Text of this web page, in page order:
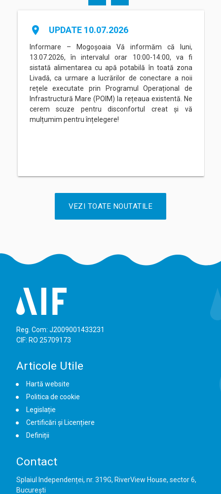
place UPDATE 10.07.2026
Informare – Mogoșoaia Vă informăm că luni,
13.07.2026, în intervalul orar 10:00-14:00, va fi
sistată alimentarea cu apă potabilă în toată zona
Livadă, ca urmare a lucrărilor de conectare a noii
rețele executate prin Programul Operațional de
Infrastructură Mare (POIM) la rețeaua existentă. Ne
cerem scuze pentru disconfortul creat și vă
mulțumim pentru înțelegere!
VEZI TOATE NOUTATILE
Reg. Com: J2009001433231
CIF: RO 25709173
Articole Utile
Hartă website
Politica de cookie
Legislație
Certificări și Licențiere
Definiții
Contact
Splaiul Independenței, nr. 319G, RiverView House, sector 6,
București